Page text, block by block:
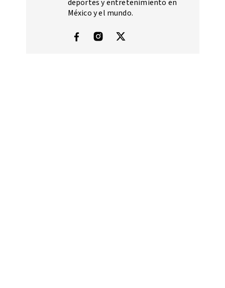
deportes y entretenimiento en
México y el mundo.